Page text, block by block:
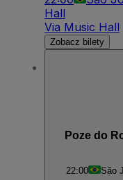
Hall
Via Music Hall
Zobacz bilety
Poze do
22:00 São